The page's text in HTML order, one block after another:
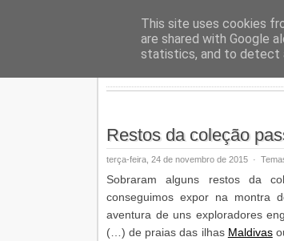
Restos da coleção
terça-feira, 24 de novembro de 2015 ·
Sobraram alguns restos da
conseguimos expor na montra
aventura de uns exploradores
(…) de praias das ilhas Maldivas
This site uses cookies
are shared with Google
statistics, and to detect